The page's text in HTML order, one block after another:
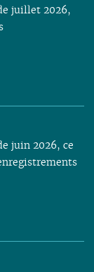
juillet 2026,
juin 2026, ce